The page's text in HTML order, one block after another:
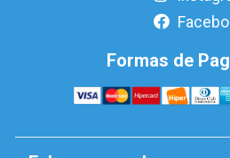
Formas de